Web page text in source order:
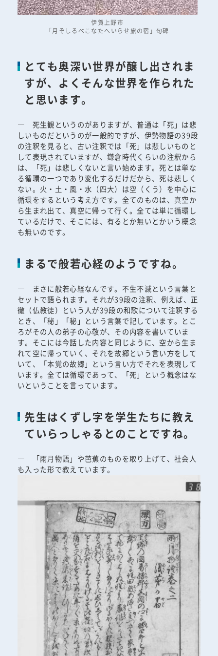
伊賀上野市
「月ぞしるべこなたへいらせ旅の宿」句碑
とても奥深い世界が醸し出されま
すが、よくそんな世界を作られた
と思います。
― 死生観というのがありますが、普通は「死」は悲
しいものだというのが一般的ですが、伊勢物語の39段
の注釈を見ると、古い注釈では「死」は悲しいものと
して表現されていますが、鎌倉時代くらいの注釈から
は、「死」は悲しくないと言い始めます。死とは単な
る循環の一つであり変化するだけだから、死は悲しく
ない。火・土・風・水（四大）は空（くう）を中心に
循環をするという考え方です。全てのものは、真空か
ら生まれ出て、真空に帰って行く。全ては単に循環し
ているだけで、そこには、有るとか無いとかいう概念
も無いのです。
まるで般若心経のようですね。
― まさに般若心経なんです。不生不滅という言葉と
セットで語られます。それが39段の注釈、例えば、正
徹（仏教徒）という人が39段の和歌について注釈する
とき、「秘」「秘」という言葉で記しています。とこ
ろがその人の弟子の心敬が、その内容を書いていま
す。そこには今話した内容と同じように、空から生ま
れて空に帰っていく、それを故郷という言い方をして
いて、「本覚の故郷」という言い方でそれを表現して
います。全ては循環であって、「死」という概念はな
いということを言っています。
先生はくずし字を学生たちに教え
ていらっしゃるとのことですね。
― 「雨月物語」や芭蕉のものを取り上げて、社会人
も入った形で教えています。